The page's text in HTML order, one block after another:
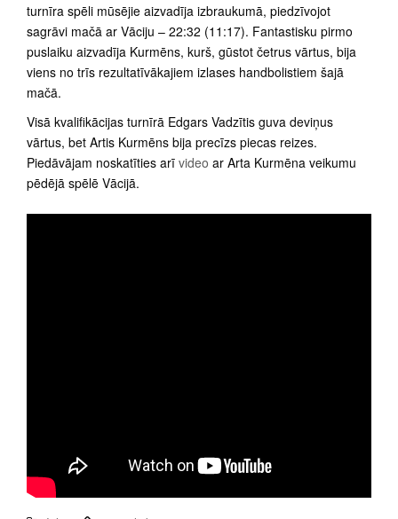
turnīra spēli mūsējie aizvadīja izbraukumā, piedzīvojot
sagrāvi mačā ar Vāciju – 22:32 (11:17). Fantastisku pirmo
puslaiku aizvadīja Kurmēns, kurš, gūstot četrus vārtus, bija
viens no trīs rezultatīvākajiem izlases handbolistiem šajā
mačā.
Visā kvalifikācijas turnīrā Edgars Vadzītis guva deviņus
vārtus, bet Artis Kurmēns bija precīzs piecas reizes.
Piedāvājam noskatīties arī video ar Arta Kurmēna veikumu
pēdējā spēlē Vācijā.